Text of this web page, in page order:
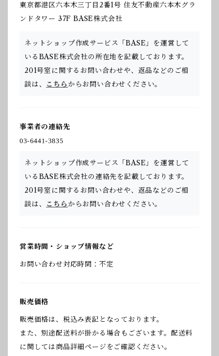
東京都港区六本木三丁目2番1号 住友不動産六本木グラ
ンドタワー 37F BASE株式会社
ネットショップ作成サービス「BASE」を運営して
いるBASE株式会社の所在地を記載しております。
201号室に関するお問い合わせや、返品などのご相
談は、 こちら からお問い合わせください。
事業者の連絡先
ネットショップ作成サービス「BASE」を運営して
いるBASE株式会社の連絡先を記載しております。
201号室に関するお問い合わせや、返品などのご相
談は、 こちら からお問い合わせください。
営業時間・ショップ情報など
お問い合わせ対応時間：不定
販売価格
販売価格は、税込み表記となっております。
また、別途配送料が掛かる場合もございます。配送料
に関しては商品詳細ページをご確認ください。